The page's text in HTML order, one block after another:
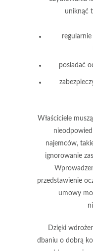
uniknąć
posiadać
Właściciele
najemców,
ignorowanie
przedstawienie
umowy
Dzięki
dbaniu o dobrą